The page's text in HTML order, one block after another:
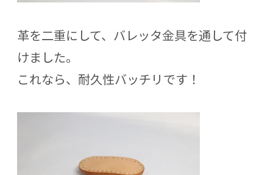
革を二重にして、バレッタ金具を通して付
けました。
これなら、耐久性バッチリです！